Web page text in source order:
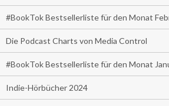
#BookTok Bestsellerliste für den Monat
Die Podcast Charts von Media Control
#BookTok Bestsellerliste für den Monat
Indie-Hörbücher 2024